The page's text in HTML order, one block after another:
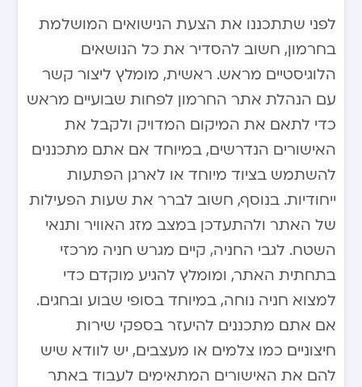
לפני שתתכננו את הצעת הנישואים המושלמת
בחרמון, חשוב להסדיר את כל הנושאים
הלוגיסטיים מראש. ראשית, מומלץ ליצור קשר
עם הנהלת אתר החרמון לפחות שבועיים מראש
כדי לתאם את המיקום המדויק ולקבל את
האישורים הנדרשים, במיוחד אם אתם מתכננים
להשתמש בציוד מיוחד או לארגן הפתעות
ייחודיות. בנוסף, חשוב לברר את שעות הפעילות
של האתר ולהתעדכן במצב מזג האוויר ותנאי
השטח. לגבי החניה, קיים מגרש חניה מרכזי
בתחתית האתר, ומומלץ להגיע מוקדם כדי
למצוא חניה נוחה, במיוחד בסופי שבוע ובחגים.
אם אתם מתכננים להיעזר בספקי שירות
חיצוניים כמו צלמים או מעצבים, יש לוודא שיש
להם את האישורים המתאימים לעבוד באתר